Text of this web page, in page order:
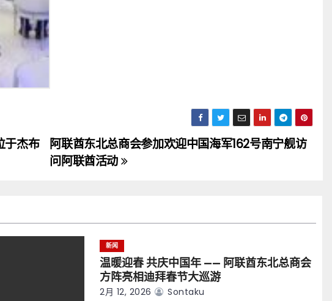
阿联酋东北总商会参加欢迎中国海军162号南宁舰访
问阿联酋活动
于杰布
新闻
温暖迎春 共庆中国年 —— 阿联酋东北总商会
方阵亮相迪拜春节大巡游
2月 12, 2026 Sontaku